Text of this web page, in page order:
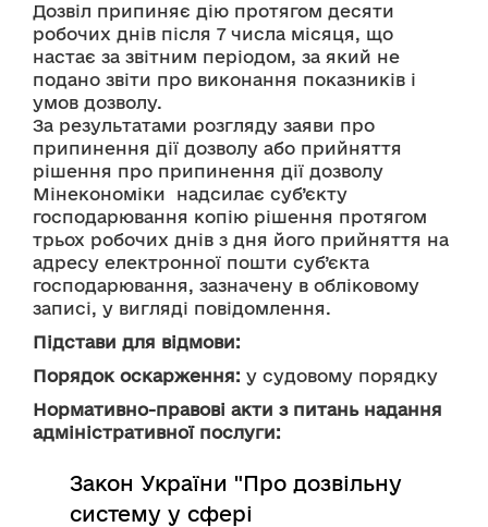
Дозвіл припиняє дію протягом десяти
робочих днів після 7 числа місяця, що
настає за звітним періодом, за який не
подано звіти про виконання показників і
умов дозволу.
За результатами розгляду заяви про
припинення дії дозволу або прийняття
рішення про припинення дії дозволу
Мінекономіки  надсилає суб’єкту
господарювання копію рішення протягом
трьох робочих днів з дня його прийняття на
адресу електронної пошти суб’єкта
господарювання, зазначену в обліковому
записі, у вигляді повідомлення.
Підстави для відмови:
Порядок оскарження: у судовому порядку
Нормативно-правові акти з питань надання
адміністративної послуги:
Закон України "Про дозвільну
систему у сфері